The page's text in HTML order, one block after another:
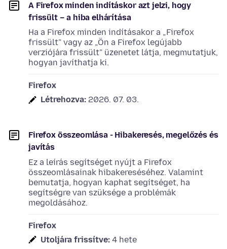
A Firefox minden indításkor azt jelzi, hogy
frissült – a hiba elhárítása
Ha a Firefox minden indításakor a „Firefox
frissült” vagy az „Ön a Firefox legújabb
verziójára frissült” üzenetet látja, megmutatjuk,
hogyan javíthatja ki.
Firefox
Létrehozva: 2026. 07. 03.
Firefox összeomlása - Hibakeresés, megelőzés és
javítás
Ez a leírás segítséget nyújt a Firefox
összeomlásainak hibakereséséhez. Valamint
bemutatja, hogyan kaphat segítséget, ha
segítségre van szüksége a problémák
megoldásához.
Firefox
Utoljára frissítve: 4 hete